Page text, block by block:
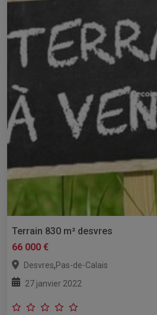
Terrain 830 m² desvres
66 000 €
Desvres,Pas-de-Calais
27 janvier 2022